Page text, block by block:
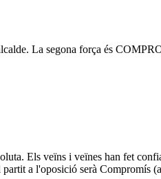
La segona força és
Els veïns i veïnes han fet
a l'oposició serà Compromís